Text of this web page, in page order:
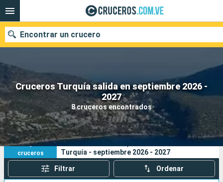
Cruceros Turquía salida en septiembre 2026 -
2027
8 cruceros encontrados
Encontrar un crucero
Nuestros destinos
Fecha de salida
Puertos Compañías
Buscar
8
cruceros
Sus criterios de búsqueda:
Turquía - septiembre 2026 - 2027
Filtrar Ordenar